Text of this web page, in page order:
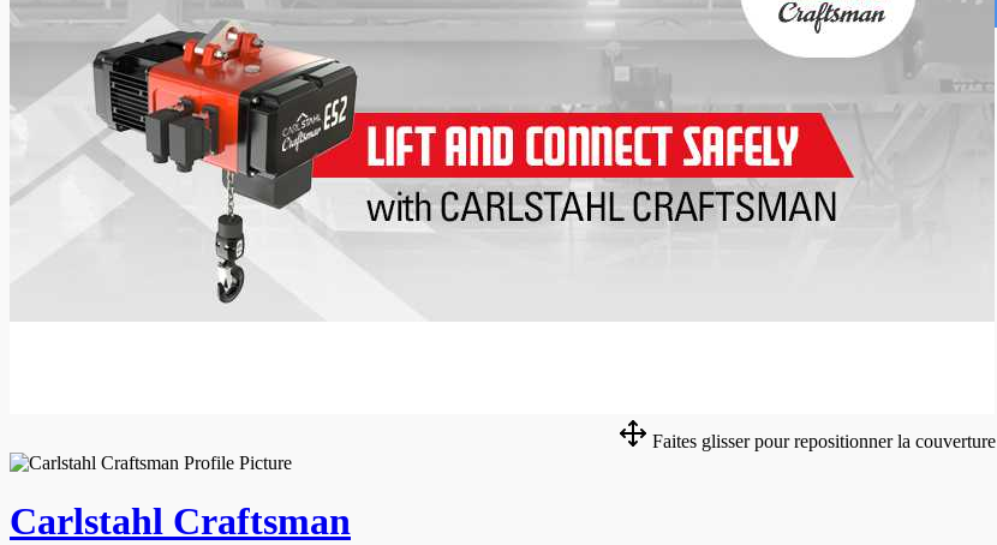
Recherche Avancée
Mon compte
Connexion
Créer un compte
Mode nuit
Faites glisser pour repositionner la couverture
Carlstahl Craftsman